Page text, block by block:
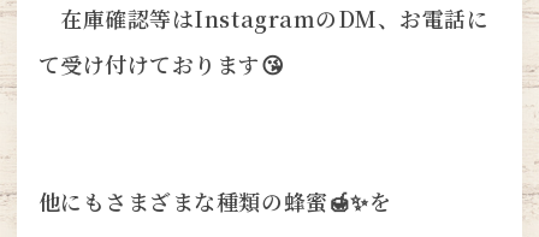
在庫確認等はInstagramのDM、お電話に
て受け付けております😘
他にもさまざまな種類の蜂蜜🍯✨を